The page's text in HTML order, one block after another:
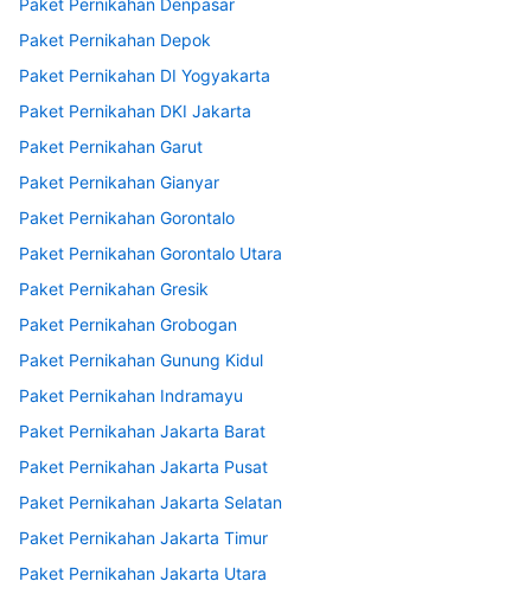
Paket Pernikahan Denpasar
Paket Pernikahan Depok
Paket Pernikahan DI Yogyakarta
Paket Pernikahan DKI Jakarta
Paket Pernikahan Garut
Paket Pernikahan Gianyar
Paket Pernikahan Gorontalo
Paket Pernikahan Gorontalo Utara
Paket Pernikahan Gresik
Paket Pernikahan Grobogan
Paket Pernikahan Gunung Kidul
Paket Pernikahan Indramayu
Paket Pernikahan Jakarta Barat
Paket Pernikahan Jakarta Pusat
Paket Pernikahan Jakarta Selatan
Paket Pernikahan Jakarta Timur
Paket Pernikahan Jakarta Utara